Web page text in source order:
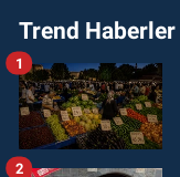
Trend Haberler
1
2